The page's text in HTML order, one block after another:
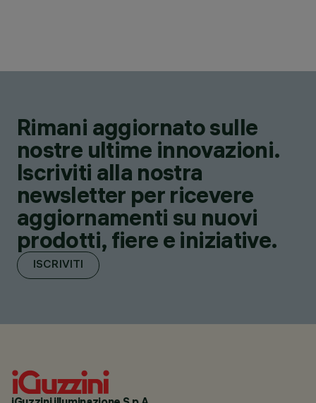
Rimani aggiornato sulle
nostre ultime innovazioni.
Iscriviti alla nostra
newsletter per ricevere
aggiornamenti su nuovi
prodotti, fiere e iniziative.
ISCRIVITI